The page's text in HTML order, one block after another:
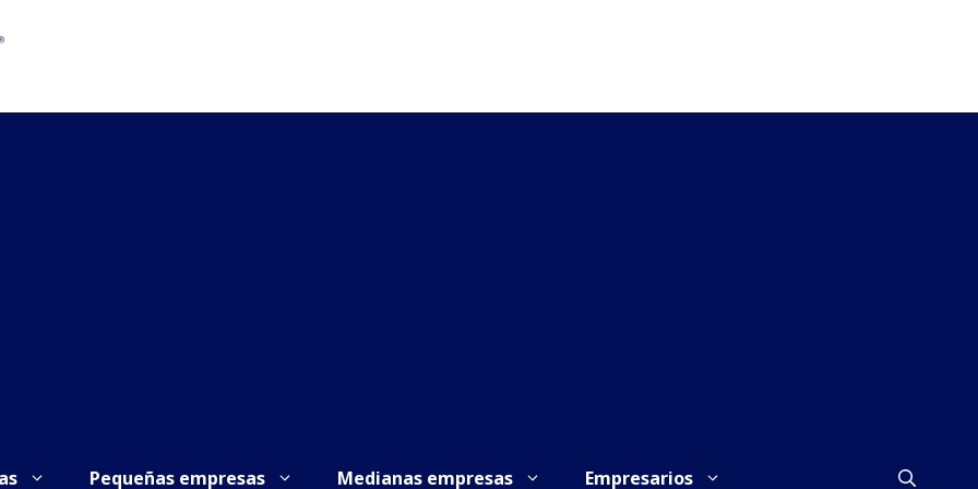
Pequeñas empresas Medianas empresas Empresarios